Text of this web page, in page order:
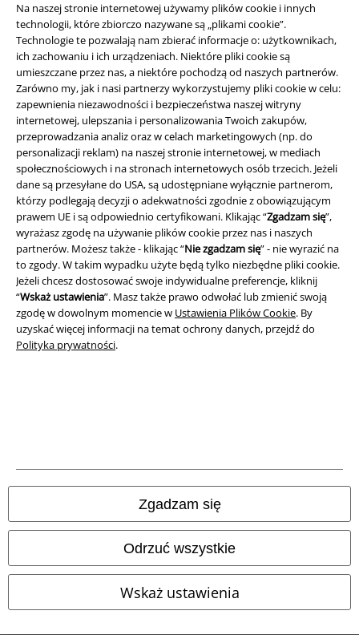
Na naszej stronie internetowej używamy plików cookie i innych
technologii, które zbiorczo nazywane są „plikami cookie”.
Technologie te pozwalają nam zbierać informacje o: użytkownikach,
ich zachowaniu i ich urządzeniach. Niektóre pliki cookie są
umieszczane przez nas, a niektóre pochodzą od naszych partnerów.
Zarówno my, jak i nasi partnerzy wykorzystujemy pliki cookie w celu:
zapewnienia niezawodności i bezpieczeństwa naszej witryny
internetowej, ulepszania i personalizowania Twoich zakupów,
przeprowadzania analiz oraz w celach marketingowych (np. do
personalizacji reklam) na naszej stronie internetowej, w mediach
społecznościowych i na stronach internetowych osób trzecich. Jeżeli
dane są przesyłane do USA, są udostępniane wyłącznie partnerom,
którzy podlegają decyzji o adekwatności zgodnie z obowiązującym
prawem UE i są odpowiednio certyfikowani. Klikając “Zgadzam się”,
wyrażasz zgodę na używanie plików cookie przez nas i naszych
partnerów. Możesz także - klikając “Nie zgadzam się” - nie wyrazić na
to zgody. W takim wypadku użyte będą tylko niezbędne pliki cookie.
Jeżeli chcesz dostosować swoje indywidualne preferencje, kliknij
“Wskaż ustawienia”. Masz także prawo odwołać lub zmienić swoją
zgodę w dowolnym momencie w Ustawienia Plików Cookie. By
uzyskać więcej informacji na temat ochrony danych, przejdź do
Polityka prywatności.
Zgadzam się
Odrzuć wszystkie
Wskaż ustawienia
Informacje prawne
Regulamin
Dane firmy
Polityka prywatności
Unieszkodliwianie odpadów i ochrona środowiska
Deklaracja Zgodności
Informacje dotyczące dostępności
wysyłki.
Sklepy internetowe EMP